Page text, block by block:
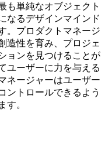
も単純なオブジェクト
なるデザインマインド
。プロダクトマネージ
造性を育み、プロジェ
ョンを見つけることが
ユーザーに力を与える
ネージャーはユーザー
ントロールできるよう
す。